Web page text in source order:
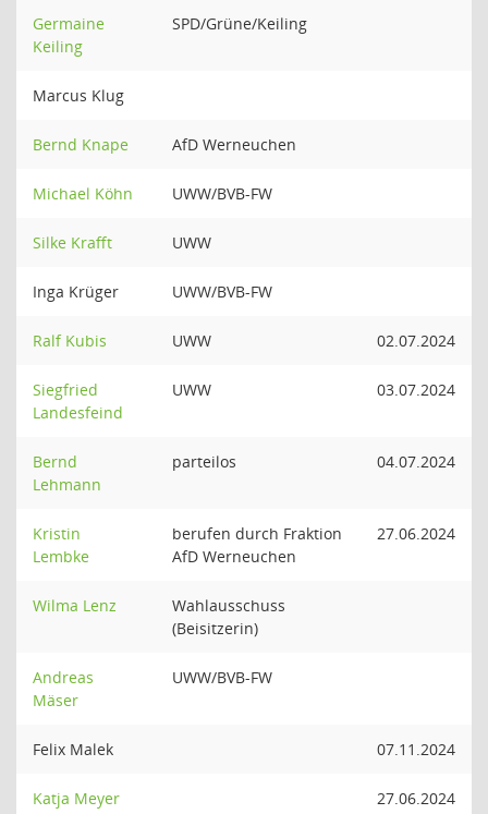
Germaine
Keiling
SPD/Grüne/Keiling
Marcus Klug
Bernd Knape AfD Werneuchen
Michael Köhn UWW/BVB-FW
Silke Krafft UWW
Inga Krüger UWW/BVB-FW
Ralf Kubis UWW 02.07.2024
Siegfried
Landesfeind
UWW 03.07.2024
Bernd
Lehmann
parteilos 04.07.2024
Kristin
Lembke
berufen durch Fraktion
AfD Werneuchen
27.06.2024
Wilma Lenz
Wahlausschuss
(Beisitzerin)
Andreas
Mäser
UWW/BVB-FW
Felix Malek 07.11.2024
Katja Meyer 27.06.2024